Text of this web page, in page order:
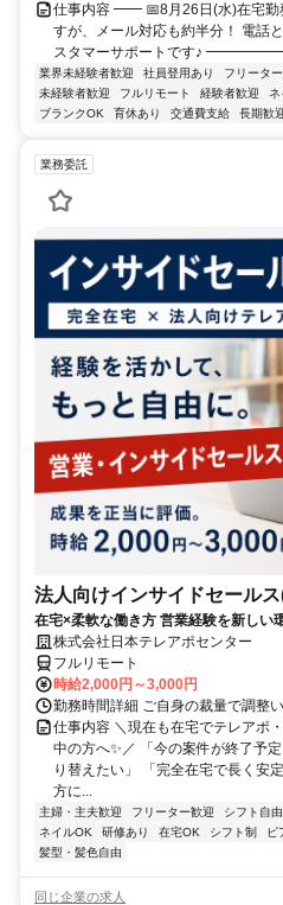
仕事内容 ━━ 📅8月26日(水)在宅
すが、メール対応も約半分！ 電話
スタマーサポートです♪
業界未経験者歓迎 社員登用あり フリータ
未経験者歓迎
フルリモート 経験者歓迎 ネ
ブランクOK
育休あり 交通費支給 長期歓
業務委託
法人向けインサイドセール
在宅×柔軟な働き方 営業経験を新しい
株式会社日本テレアポセンター
フルリモート
時給2,000円～3,000円
勤務時間詳細 ご自身の裁量で調整い
仕事内容 ＼現在も在宅でテレアポ
中の方へ✨／ 「今の案件が終了予
り替えたい」 「完全在宅で長く安
方に...
主婦・主夫歓迎 フリーター歓迎 シフト自由
ネイルOK
研修あり 在宅OK シフト制 ピ
髪型・髪色自由
同じ企業の求人